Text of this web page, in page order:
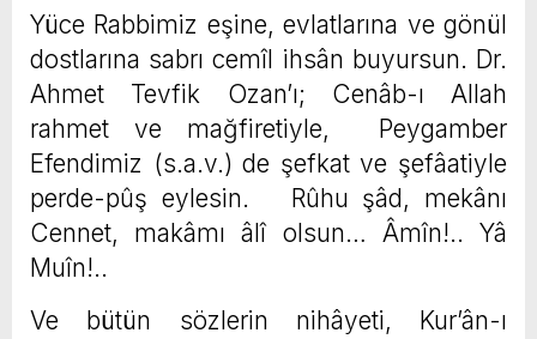
Yüce Rabbimiz eşine, evlatlarına ve gönül
dostlarına sabrı cemîl ihsân buyursun. Dr.
Ahmet Tevfik Ozan’ı; Cenâb-ı Allah
rahmet ve mağfiretiyle, Peygamber
Efendimiz (s.a.v.) de şefkat ve şefâatiyle
perde-pûş eylesin. Rûhu şâd, mekânı
Cennet, makâmı âlî olsun… Âmîn!.. Yâ
Muîn!..
Ve bütün sözlerin nihâyeti, Kur’ân-ı